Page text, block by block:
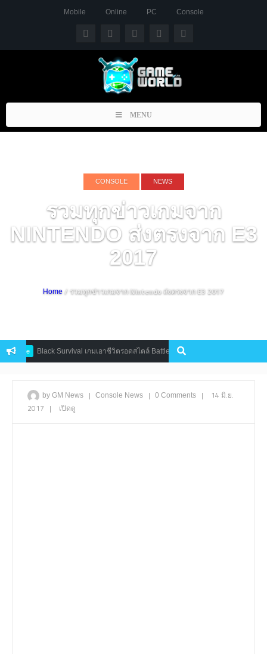
Mobile Online PC Console
Toggle
navigation
MENU
CONSOLE NEWS
รวมทุกข่าวเกมจาก
NINTENDO ส่งตรงจาก E3
2017
Home / รวมทุกข่าวเกมจาก Nintendo ส่งตรงจาก E3 2017
Black Survival เกมเอาชีวิตรอดสไตล์ Battle Royale บนมือถือ ปล่อยลงสโตร์ไทยแ
by GM News | Console News | 0 Comments |
14 มิ.ย.
2017 | เปิดดู